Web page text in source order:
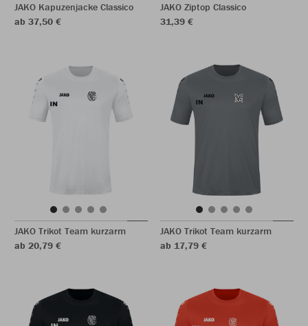
JAKO Kapuzenjacke Classico
ab 37,50 €
JAKO Ziptop Classico
31,39 €
JAKO Trikot Team kurzarm
ab 20,79 €
JAKO Trikot Team kurzarm
ab 17,79 €